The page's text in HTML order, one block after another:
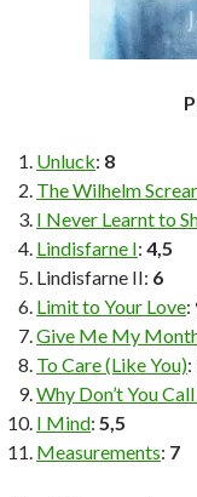
Unluck: 8
The Wilhelm
I Never Learnt to
Lindisfarne I: 4,5
Lindisfarne II: 6
Limit to Your Love:
Give Me My
To Care (Like You):
Why Don’t You
I Mind: 5,5
Measurements: 7